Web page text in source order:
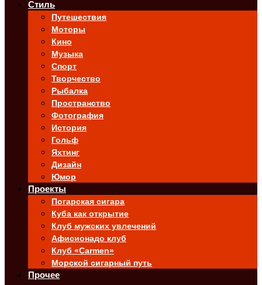
Стиль
Путешествия
Моторы
Кино
Музыка
Спорт
Творчество
Рыбалка
Пространство
Фотография
История
Гольф
Яхтинг
Дизайн
Юмор
Проекты
Погарская сигара
Куба как открытие
Клуб мужских увлечений
Афисионадо клуб
Клуб «Carmen»
Морской сигарный путь
Прочее